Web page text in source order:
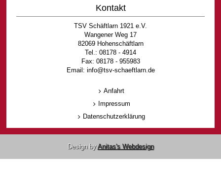
Kontakt
TSV Schäftlarn 1921 e.V.
Wangener Weg 17
82069 Hohenschäftlarn
Tel.: 08178 - 4914
Fax: 08178 - 955983
Email: info@tsv-schaeftlarn.de
Anfahrt
Impressum
Datenschutzerklärung
Design byAnitas's Webdesign